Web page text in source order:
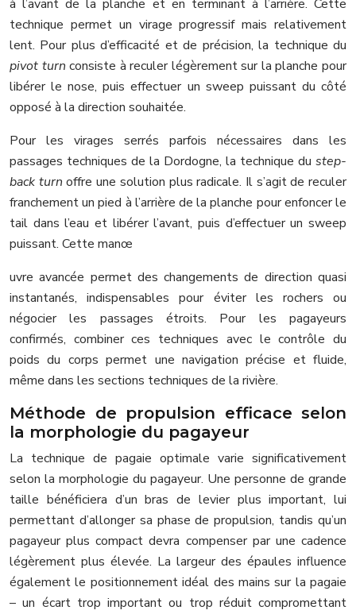
à l’avant de la planche et en terminant à l’arrière. Cette
technique permet un virage progressif mais relativement
lent. Pour plus d’efficacité et de précision, la technique du
pivot turnconsiste à reculer légèrement sur la planche pour
libérer le nose, puis effectuer un sweep puissant du côté
opposé à la direction souhaitée.
Pour les virages serrés parfois nécessaires dans les
passages techniques de la Dordogne, la technique du step-
back turnoffre une solution plus radicale. Il s’agit de reculer
franchement un pied à l’arrière de la planche pour enfoncer le
tail dans l’eau et libérer l’avant, puis d’effectuer un sweep
puissant. Cette manœ
uvre avancée permet des changements de direction quasi
instantanés, indispensables pour éviter les rochers ou
négocier les passages étroits. Pour les pagayeurs
confirmés, combiner ces techniques avec le contrôle du
poids du corps permet une navigation précise et fluide,
même dans les sections techniques de la rivière.
Méthode de propulsion efficace selon
la morphologie du pagayeur
La technique de pagaie optimale varie significativement
selon la morphologie du pagayeur. Une personne de grande
taille bénéficiera d’un bras de levier plus important, lui
permettant d’allonger sa phase de propulsion, tandis qu’un
pagayeur plus compact devra compenser par une cadence
légèrement plus élevée. La largeur des épaules influence
également le positionnement idéal des mains sur la pagaie
– un écart trop important ou trop réduit compromettant